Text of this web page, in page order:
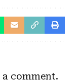
comment.